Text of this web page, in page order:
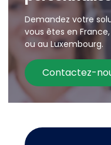
Demandez votre
vous êtes en
ou au Luxembourg.
Contactez-